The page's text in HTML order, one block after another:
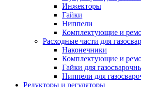
Инжекторы
Гайки
Ниппели
Комплектующие и
Расходные части для
Наконечники
Комплектующие и
Гайки для
Ниппели для
Редукторы и регуляторы